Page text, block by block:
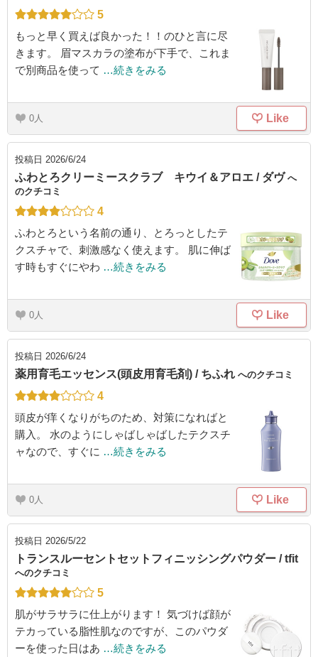
5
もっと早く買えば良かった！！のひと言に尽
きます。 眉マスカラの塗布が下手で、これま
で別商品を使って …続きをみる
0 Like
投稿日 2026/6/24
ふわとろクリーミースクラブ キウイ＆アロエ / ダヴへ
のクチコミ
4
ふわとろという名前の通り、とろっとしたテ
クスチャで、刺激感なく使えます。 肌に伸ば
す時もすぐにやわ …続きをみる
0 Like
投稿日 2026/6/24
薬用育毛エッセンス(頭皮用育毛剤) / ちふれ へのクチコミ
4
頭皮が痒くなりがちのため、対策になればと
購入。 水のようにしゃばしゃばしたテクスチ
ャなので、すぐに …続きをみる
0 Like
投稿日 2026/5/22
トランスルーセントセットフィニッシングパウダー / tfit
へのクチコミ
5
肌がサラサラに仕上がります！ 気づけば顔が
テカっている脂性肌なのですが、このパウダ
ーを使った日はあ …続きをみる